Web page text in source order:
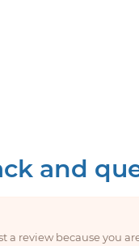
and
a review because you